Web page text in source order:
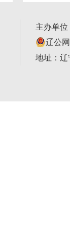
主办单
辽公
地址：辽